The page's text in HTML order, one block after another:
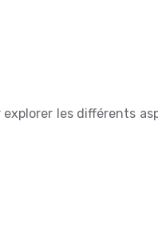
les différents